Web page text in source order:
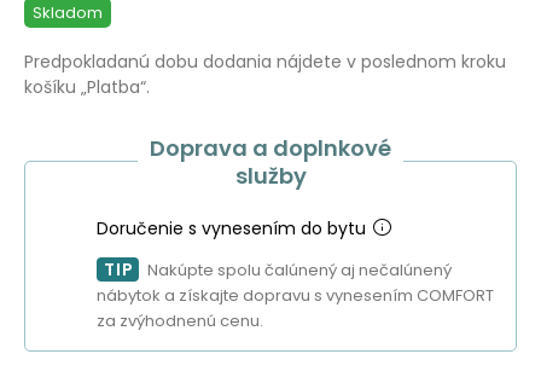
Skladom
Predpokladanú dobu dodania nájdete v poslednom kroku
košíku „Platba“.
Doprava a doplnkové
služby
Doručenie s vynesením do bytu
TIP
Nakúpte spolu čalúnený aj nečalúnený
nábytok a získajte dopravu s vynesením COMFORT
za zvýhodnenú cenu.